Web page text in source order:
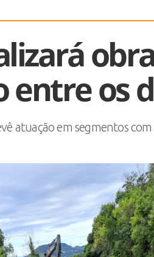
os
atuação em segmentos